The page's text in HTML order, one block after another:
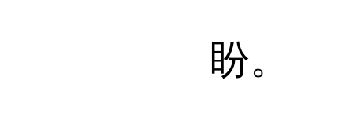
盼。